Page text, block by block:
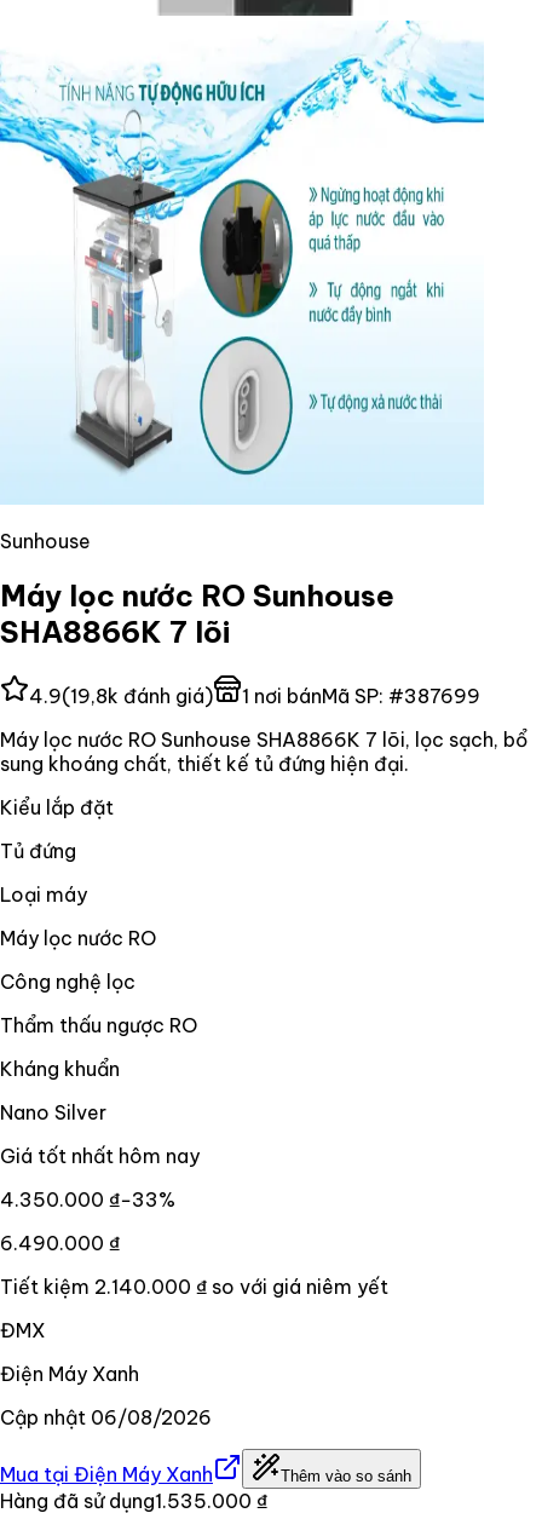
Sunhouse
Máy lọc nước RO Sunhouse
SHA8866K 7 lõi
4.9(19,8k đánh giá) 1 nơi bánMã SP: #387699
Máy lọc nước RO Sunhouse SHA8866K 7 lõi, lọc sạch, bổ
sung khoáng chất, thiết kế tủ đứng hiện đại.
Kiểu lắp đặt
Tủ đứng
Loại máy
Máy lọc nước RO
Công nghệ lọc
Thẩm thấu ngược RO
Kháng khuẩn
Nano Silver
Giá tốt nhất hôm nay
4.350.000 ₫−33%
6.490.000 ₫
Tiết kiệm 2.140.000 ₫ so với giá niêm yết
ĐMX
Điện Máy Xanh
Cập nhật 06/08/2026
Mua tại Điện Máy Xanh Thêm vào so sánh
Hàng đã sử dụng1.535.000 ₫